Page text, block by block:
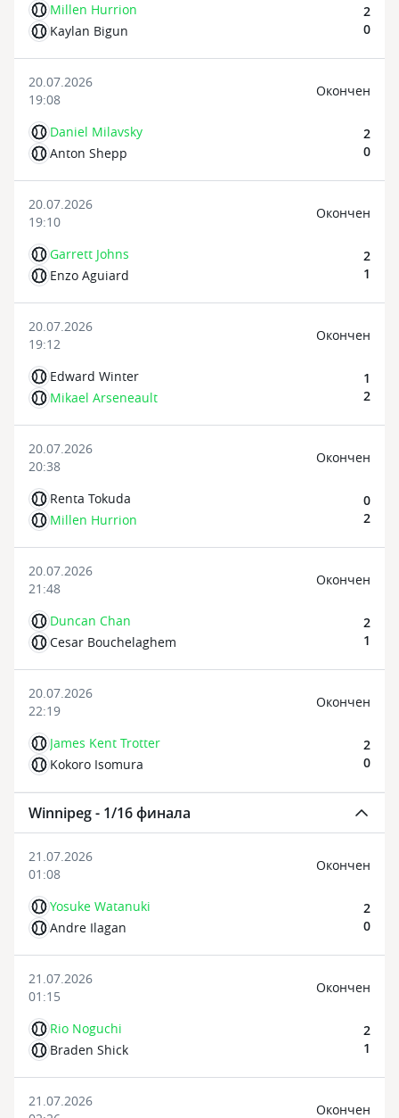
Millen Hurrion
Kaylan Bigun
2
0
20.07.2026
19:08
Daniel Milavsky
Anton Shepp
Oкончен
2
0
20.07.2026
19:10
Garrett Johns
Enzo Aguiard
Oкончен
2
1
20.07.2026
19:12
Edward Winter
Mikael Arseneault
Oкончен
1
2
20.07.2026
20:38
Renta Tokuda
Millen Hurrion
Oкончен
0
2
20.07.2026
21:48
Duncan Chan
Cesar Bouchelaghem
Oкончен
2
1
20.07.2026
22:19
James Kent Trotter
Kokoro Isomura
Oкончен
2
0
Winnipeg - 1/16 финала
21.07.2026
01:08
Yosuke Watanuki
Andre Ilagan
Oкончен
2
0
21.07.2026
01:15
Rio Noguchi
Braden Shick
Oкончен
2
1
21.07.2026
Oкончен